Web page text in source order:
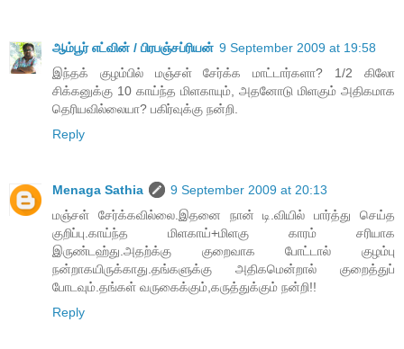
ஆம்பூர் எட்வின் / பிரபஞ்சப்ரியன் 9 September 2009 at 19:58
இந்தக் குழம்பில் மஞ்சள் சேர்க்க மாட்டார்களா? 1/2 கிலோ
சிக்கனுக்கு 10 காய்ந்த மிளகாயும், அதனோடு மிளகும் அதிகமாக
தெரியவில்லையா? பகிர்வுக்கு நன்றி.
Reply
Menaga Sathia
9 September 2009 at 20:13
மஞ்சள் சேர்க்கவில்லை.இதனை நான் டி.வியில் பார்த்து செய்த
குறிப்பு.காய்ந்த மிளகாய்+மிளகு காரம் சரியாக
இருண்டஹ்து.அதற்க்கு குறைவாக போட்டால் குழம்பு
நன்றாகயிருக்காது.தங்களுக்கு அதிகமென்றால் குறைத்துப்
போடவும்.தங்கள் வருகைக்கும்,கருத்துக்கும் நன்றி!!
Reply